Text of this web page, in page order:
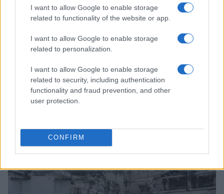
I want to allow Google to enable storage
related to functionality of the website or app.
I want to allow Google to enable storage
related to personalization.
I want to allow Google to enable storage
related to security, including authentication
functionality and fraud prevention, and other
user protection.
CONFIRM
Coldcard: l’attacco informatico che ha rubato 1600
bitcoin
Cristian Castiglioni · 8 Ago 2026